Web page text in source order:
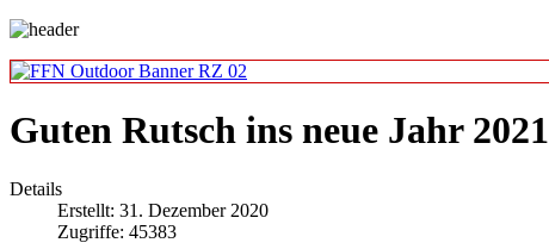
Guten Rutsch ins neue Jahr 2021
Details
Erstellt: 31. Dezember 2020
Zugriffe: 45383